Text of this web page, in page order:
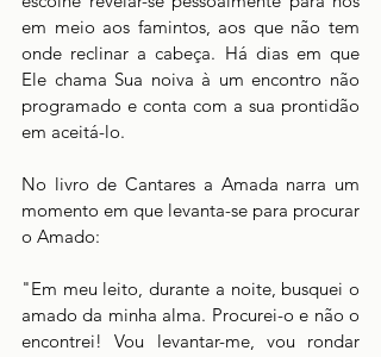
em meio aos famintos, aos que não tem
onde reclinar a cabeça. Há dias em que
Ele chama Sua noiva à um encontro não
programado e conta com a sua prontidão
em aceitá-lo.
No livro de Cantares a Amada narra um
momento em que levanta-se para procurar
o Amado:
"Em meu leito, durante a noite, busquei o
amado da minha alma. Procurei-o e não o
encontrei! Vou levantar-me, vou rondar